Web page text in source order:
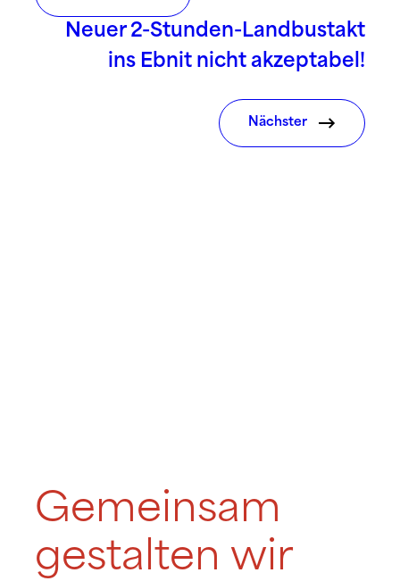
Neuer 2-Stunden-Landbustakt
ins Ebnit nicht akzeptabel!
Nächster
Gemeinsam
gestalten wir